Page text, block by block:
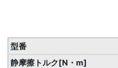
型番
静摩擦トルク[N・m]